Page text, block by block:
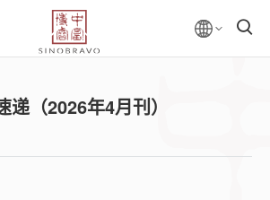
（2026年4月刊）